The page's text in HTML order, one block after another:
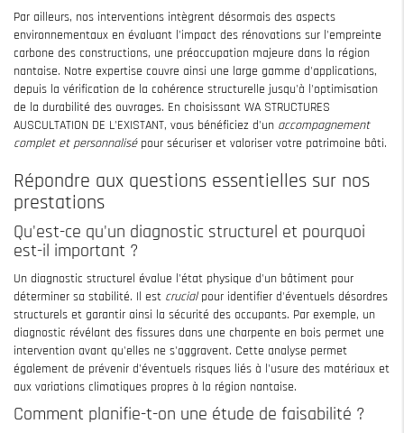
Par ailleurs, nos interventions intègrent désormais des aspects
environnementaux en évaluant l'impact des rénovations sur l'empreinte
carbone des constructions, une préoccupation majeure dans la région
nantaise. Notre expertise couvre ainsi une large gamme d'applications,
depuis la vérification de la cohérence structurelle jusqu'à l'optimisation
de la durabilité des ouvrages. En choisissant WA STRUCTURES
AUSCULTATION DE L'EXISTANT, vous bénéficiez d'un accompagnement
complet et personnalisépour sécuriser et valoriser votre patrimoine bâti.
Répondre aux questions essentielles sur nos
prestations
Qu'est-ce qu'un diagnostic structurel et pourquoi
est-il important ?
Un diagnostic structurel évalue l'état physique d'un bâtiment pour
déterminer sa stabilité. Il est crucialpour identifier d'éventuels désordres
structurels et garantir ainsi la sécurité des occupants. Par exemple, un
diagnostic révélant des fissures dans une charpente en bois permet une
intervention avant qu'elles ne s'aggravent. Cette analyse permet
également de prévenir d'éventuels risques liés à l'usure des matériaux et
aux variations climatiques propres à la région nantaise.
Comment planifie-t-on une étude de faisabilité ?